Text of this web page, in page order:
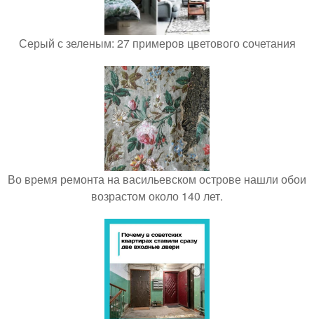
Серый с зеленым: 27 примеров цветового сочетания
Во время ремонта на васильевском острове нашли обои
возрастом около 140 лет.